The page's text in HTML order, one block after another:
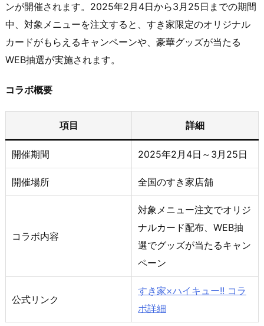
ンが開催されます。​2025年2月4日から3月25日までの期間
中、対象メニューを注文すると、すき家限定のオリジナル
カードがもらえるキャンペーンや、豪華グッズが当たる
WEB抽選が実施されます。
コラボ概要
項目 詳細
開催期間 2025年2月4日～3月25日
開催場所 全国のすき家店舗
コラボ内容
対象メニュー注文でオリジ
ナルカード配布、WEB抽
選でグッズが当たるキャン
ペーン
公式リンク
すき家×ハイキュー!! コラ
ボ詳細